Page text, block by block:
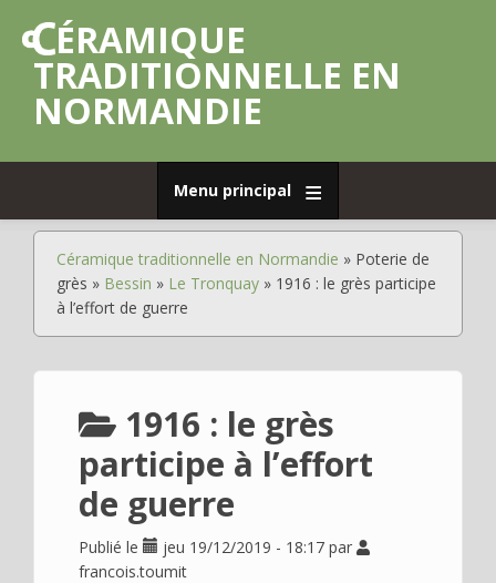
contenu
principal
CÉRAMIQUE
TRADITIONNELLE EN
NORMANDIE
Menu principal
Déplier
Poterie
Déplier
Poterie
Déplier
Faïence
Déplier
Porcelaine
Déplier
Actualités
Fil
d'Ariane
Céramique traditionnelle en Normandie
Poterie de
grès
Bessin Le Tronquay
1916 : le grès participe
à l’effort de guerre
1916 : le grès
participe à l’effort
de guerre
Publié le jeu 19/12/2019 - 18:17 par
francois.toumit